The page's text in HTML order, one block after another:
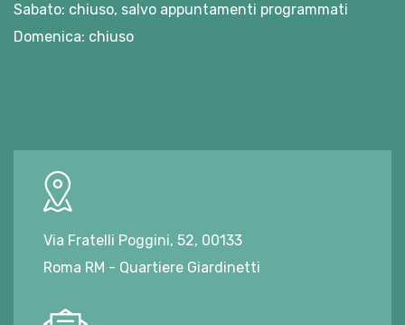
Sabato: chiuso, salvo appuntamenti programmati
Domenica: chiuso
Via Fratelli Poggini, 52, 00133
Roma RM - Quartiere Giardinetti